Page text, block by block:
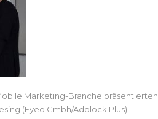
Marketing-Branche präsentierten
(Eyeo Gmbh/Adblock Plus)